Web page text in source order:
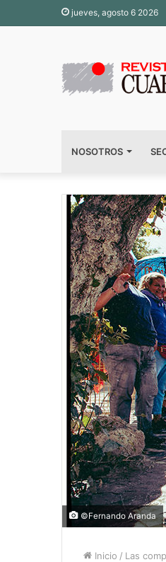
jueves, agosto 6 2026
NOSOTROS
©Fernando Aranda
Inicio / Las